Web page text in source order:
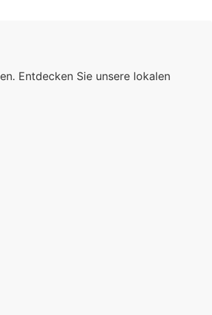
Entdecken Sie unsere lokalen